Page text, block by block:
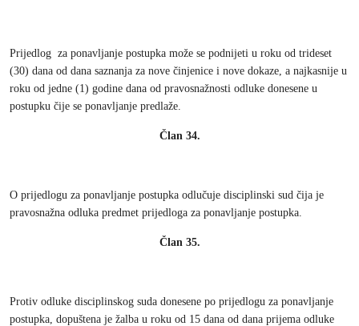
Prijedlog za ponavljanje postupka može se podnijeti u roku od trideset
(30) dana od dana saznanja za nove činjenice i nove dokaze, a najkasnije u
roku od jedne (1) godine dana od pravosnažnosti odluke donesene u
postupku čije se ponavljanje predlaže.
Član 34.
O prijedlogu za ponavljanje postupka odlučuje disciplinski sud čija je
pravosnažna odluka predmet prijedloga za ponavljanje postupka.
Član 35.
Protiv odluke disciplinskog suda donesene po prijedlogu za ponavljanje
postupka, dopuštena je žalba u roku od 15 dana od dana prijema odluke